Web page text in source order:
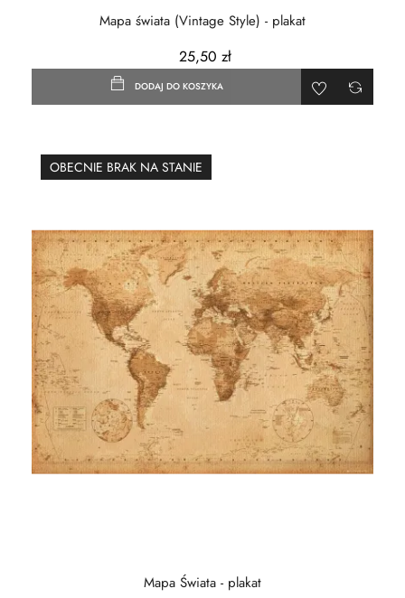
Mapa świata (Vintage Style) - plakat
25,50 zł
DODAJ DO KOSZYKA
OBECNIE BRAK NA STANIE
Mapa Świata - plakat